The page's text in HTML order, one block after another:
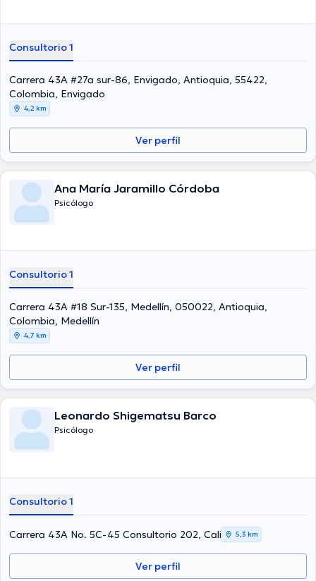
Consultorio 1
Carrera 43A #27a sur-86, Envigado, Antioquia, 55422,
Colombia, Envigado
4,2 km
Ver perfil
Ana María Jaramillo Córdoba
Psicólogo
Consultorio 1
Carrera 43A #18 Sur-135, Medellín, 050022, Antioquia,
Colombia, Medellín
4,7 km
Ver perfil
Leonardo Shigematsu Barco
Psicólogo
Consultorio 1
Carrera 43A No. 5C-45 Consultorio 202, Cali 5,3 km
Ver perfil